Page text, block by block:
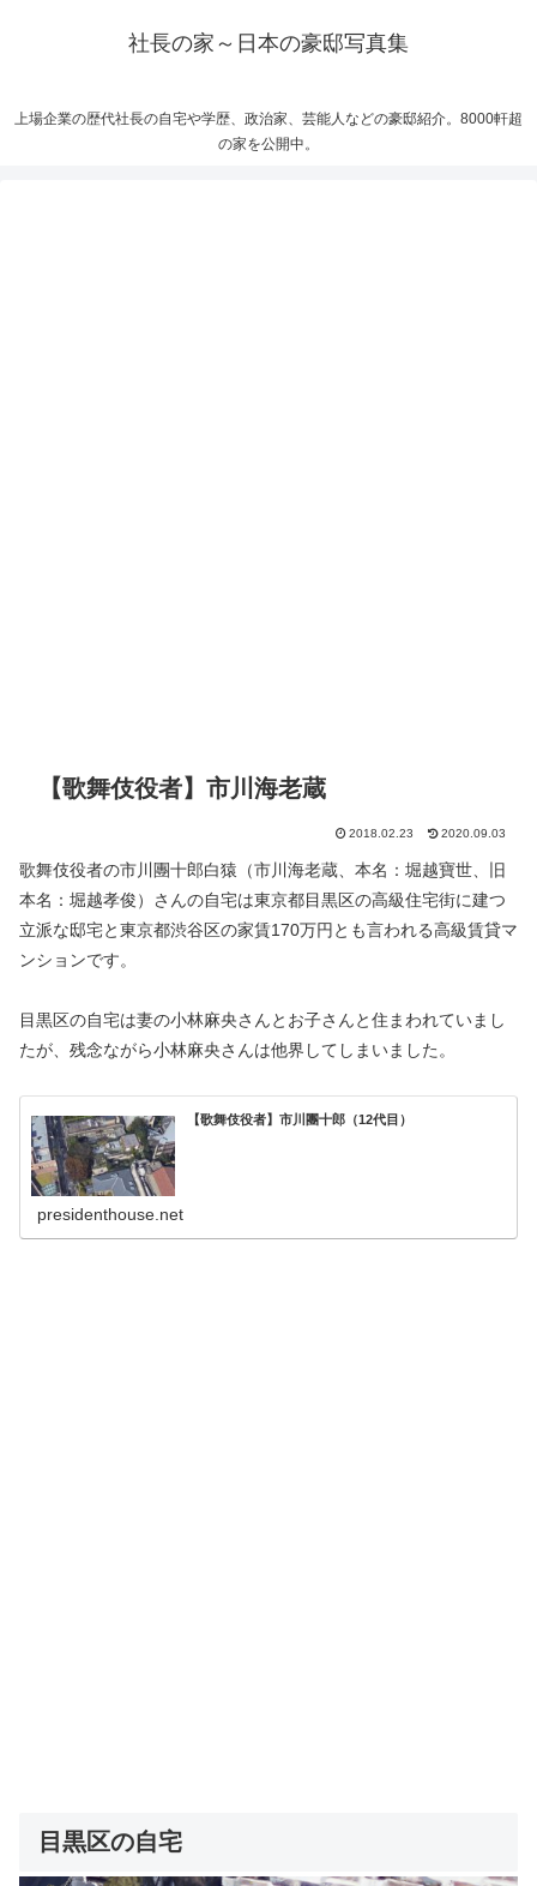
社長の家～日本の豪邸写真集
上場企業の歴代社長の自宅や学歴、政治家、芸能人などの豪邸紹介。8000軒超
の家を公開中。
【歌舞伎役者】市川海老蔵
2018.02.23 2020.09.03
歌舞伎役者の市川團十郎白猿（市川海老蔵、本名：堀越寶世、旧
本名：堀越孝俊）さんの自宅は東京都目黒区の高級住宅街に建つ
立派な邸宅と東京都渋谷区の家賃170万円とも言われる高級賃貸マ
ンションです。
目黒区の自宅は妻の小林麻央さんとお子さんと住まわれていまし
たが、残念ながら小林麻央さんは他界してしまいました。
【歌舞伎役者】市川團十郎（12代目）
presidenthouse.net
目黒区の自宅